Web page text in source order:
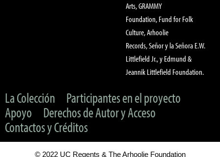
Arts, GRAMMY
Foundation, Fund for Folk
Culture, Arhoolie
Records, Señor y la Señora E.W.
Littlefield Jr., y Edmund &
Jeannik Littlefield Foundation.
La Colección
Participantes en el proyecto
Apoyo
Derechos de Autor y Acceso
Contactos y Créditos
© 2022 UC Regents & The Arhoolie Foundation